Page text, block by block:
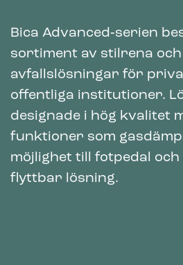
Bica Advanced‑serien
sortiment av stilrena och
avfallslösningar för
offentliga institutioner.
designade i hög kvalitet
funktioner som
möjlighet till fotpedal
flyttbar lösning.